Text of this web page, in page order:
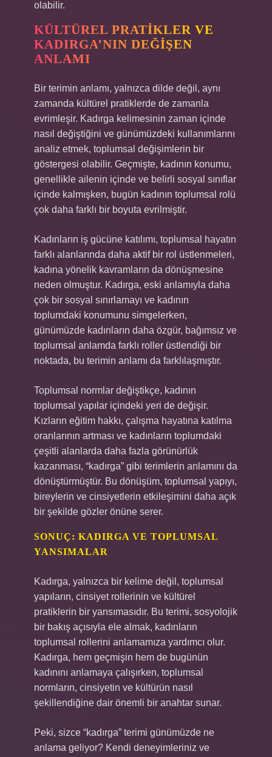
olabilir.
KÜLTÜREL PRATIKLER VE
KADIRGA’NIN DEĞIŞEN
ANLAMI
Bir terimin anlamı, yalnızca dilde değil, aynı
zamanda kültürel pratiklerde de zamanla
evrimleşir. Kadırga kelimesinin zaman içinde
nasıl değiştiğini ve günümüzdeki kullanımlarını
analiz etmek, toplumsal değişimlerin bir
göstergesi olabilir. Geçmişte, kadının konumu,
genellikle ailenin içinde ve belirli sosyal sınıflar
içinde kalmışken, bugün kadının toplumsal rolü
çok daha farklı bir boyuta evrilmiştir.
Kadınların iş gücüne katılımı, toplumsal hayatın
farklı alanlarında daha aktif bir rol üstlenmeleri,
kadına yönelik kavramların da dönüşmesine
neden olmuştur. Kadırga, eski anlamıyla daha
çok bir sosyal sınırlamayı ve kadının
toplumdaki konumunu simgelerken,
günümüzde kadınların daha özgür, bağımsız ve
toplumsal anlamda farklı roller üstlendiği bir
noktada, bu terimin anlamı da farklılaşmıştır.
Toplumsal normlar değiştikçe, kadının
toplumsal yapılar içindeki yeri de değişir.
Kızların eğitim hakkı, çalışma hayatına katılma
oranlarının artması ve kadınların toplumdaki
çeşitli alanlarda daha fazla görünürlük
kazanması, “kadırga” gibi terimlerin anlamını da
dönüştürmüştür. Bu dönüşüm, toplumsal yapıyı,
bireylerin ve cinsiyetlerin etkileşimini daha açık
bir şekilde gözler önüne serer.
SONUÇ: KADIRGA VE TOPLUMSAL
YANSIMALAR
Kadırga, yalnızca bir kelime değil, toplumsal
yapıların, cinsiyet rollerinin ve kültürel
pratiklerin bir yansımasıdır. Bu terimi, sosyolojik
bir bakış açısıyla ele almak, kadınların
toplumsal rollerini anlamamıza yardımcı olur.
Kadırga, hem geçmişin hem de bugünün
kadınını anlamaya çalışırken, toplumsal
normların, cinsiyetin ve kültürün nasıl
şekillendiğine dair önemli bir anahtar sunar.
Peki, sizce “kadırga” terimi günümüzde ne
anlama geliyor? Kendi deneyimleriniz ve